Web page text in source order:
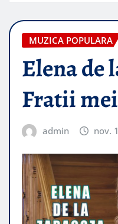
MUZICA POPULARA
Elena de
Fratii mei
admin nov.